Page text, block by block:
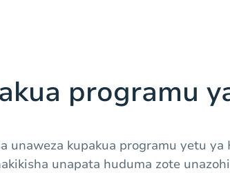
programu
unaweza kupakua programu yetu
unapata huduma zote